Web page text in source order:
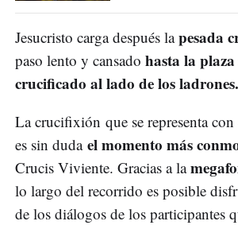
Jesucristo carga después lapesada
paso lento y cansado hasta la plaza
crucificado al lado de los ladrones.
La crucifixión que se representa con
es sin dudael momento más
Crucis Viviente. Gracias a la
lo largo del recorrido es posible
de los diálogos de los participantes